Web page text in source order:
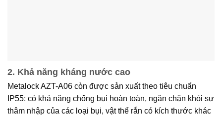
2. Khả năng kháng nước cao
Metalock AZT-A06 còn được sản xuất theo tiêu chuẩn
IP55: có khả năng chống bụi hoàn toàn, ngăn chặn khỏi sự
thâm nhập của các loại bụi, vật thể rắn có kích thước khác